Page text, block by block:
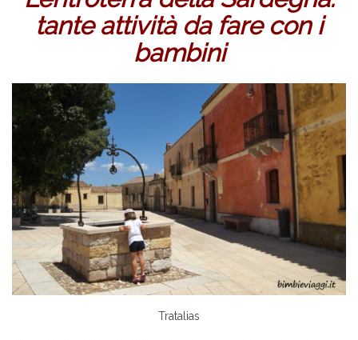
tante attività da fare con i
bambini
Tratalias